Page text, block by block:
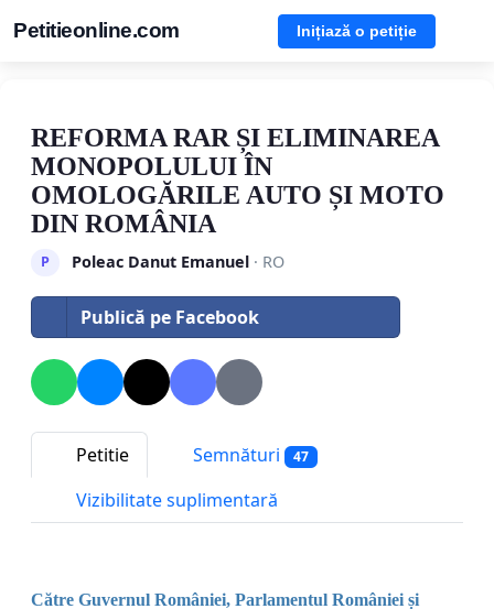
Petitieonline.com Inițiază o petiție
REFORMA RAR ȘI ELIMINAREA
MONOPOLULUI ÎN
OMOLOGĂRILE AUTO ȘI MOTO
DIN ROMÂNIA
P Poleac Danut Emanuel· RO
Publică pe Facebook
Petitie Semnături 47
Vizibilitate suplimentară
Către Guvernul României, Parlamentul României și